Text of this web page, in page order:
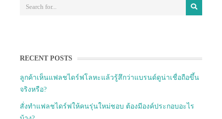
RECENT POSTS
ลูกค้าเห็นแฟลชไดร์ฟโลหะแล้วรู้สึกว่าแบรนด์ดูน่าเชื่อถือขึ้น
จริงหรือ?
สั่งทำแฟลชไดร์ฟให้คนรุ่นใหม่ชอบ ต้องมีองค์ประกอบอะไร